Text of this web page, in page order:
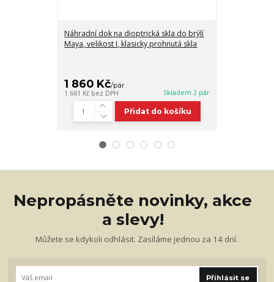
Náhradní dok na dioptrická skla do brýlí
Maya, velikost I, klasicky prohnutá skla
1 860 Kč/pár
1 661 Kč bez DPH Skladem 2 pár
Přidat do košíku
Nepropásněte novinky, akce
a slevy!
Můžete se kdykoli odhlásit. Zasíláme jednou za 14 dní.
Přihlásit se